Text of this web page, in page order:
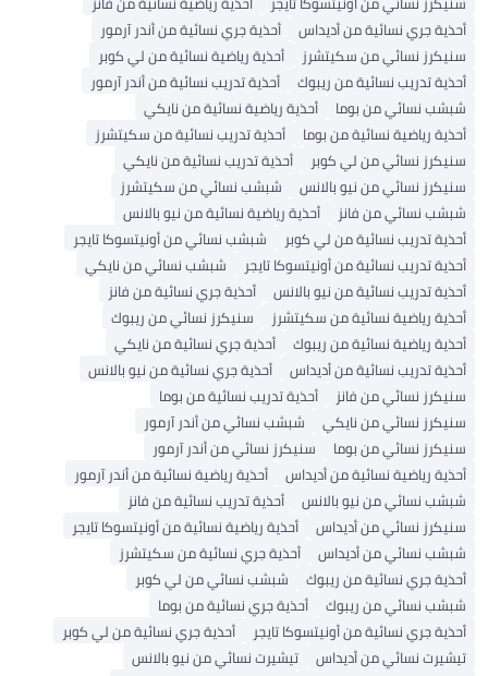
أحذية جري نسائية من أديداس
أحذية جري نسائية من أندر آرمور
سنيكرز نسائي من سكيتشرز
أحذية رياضية نسائية من لي كوبر
أحذية تدريب نسائية من ريبوك
أحذية تدريب نسائية من أندر آرمور
شبشب نسائي من بوما
أحذية رياضية نسائية من نايكي
أحذية رياضية نسائية من بوما
أحذية تدريب نسائية من سكيتشرز
سنيكرز نسائي من لي كوبر
أحذية تدريب نسائية من نايكي
سنيكرز نسائي من نيو بالانس
شبشب نسائي من سكيتشرز
شبشب نسائي من فانز
أحذية رياضية نسائية من نيو بالانس
أحذية تدريب نسائية من لي كوبر
شبشب نسائي من أونيتسوكا تايجر
أحذية تدريب نسائية من أونيتسوكا تايجر
شبشب نسائي من نايكي
أحذية تدريب نسائية من نيو بالانس
أحذية جري نسائية من فانز
أحذية رياضية نسائية من سكيتشرز
سنيكرز نسائي من ريبوك
أحذية رياضية نسائية من ريبوك
أحذية جري نسائية من نايكي
أحذية تدريب نسائية من أديداس
أحذية جري نسائية من نيو بالانس
سنيكرز نسائي من فانز
أحذية تدريب نسائية من بوما
سنيكرز نسائي من نايكي
شبشب نسائي من أندر آرمور
سنيكرز نسائي من بوما
سنيكرز نسائي من أندر آرمور
أحذية رياضية نسائية من أديداس
أحذية رياضية نسائية من أندر آرمور
شبشب نسائي من نيو بالانس
أحذية تدريب نسائية من فانز
سنيكرز نسائي من أديداس
أحذية رياضية نسائية من أونيتسوكا تايجر
شبشب نسائي من أديداس
أحذية جري نسائية من سكيتشرز
أحذية جري نسائية من ريبوك
شبشب نسائي من لي كوبر
شبشب نسائي من ريبوك
أحذية جري نسائية من بوما
أحذية جري نسائية من أونيتسوكا تايجر
أحذية جري نسائية من لي كوبر
تيشيرت نسائي من أديداس
تيشيرت نسائي من نيو بالانس